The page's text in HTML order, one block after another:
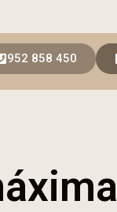
952 858 450